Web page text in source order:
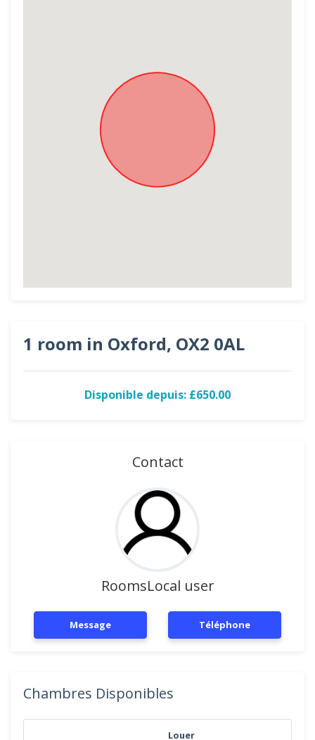
1 room in Oxford, OX2 0AL
Disponible depuis: £650.00
Contact
RoomsLocal user
Message Téléphone
Chambres Disponibles
Louer